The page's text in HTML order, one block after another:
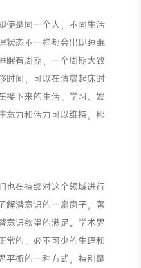
使是同一个人，不同生活
状态不一样都会出现睡眠
眠有周期，一个周期大致
时间，可以在清晨起床时
接下来的生活、学习、娱
意力和活力可以维持，那
也在持续对这个领域进行
解潜意识的一扇窗子，著
意识欲望的满足。学术界
常的、必不可少的生理和
平衡的一种方式，特别是